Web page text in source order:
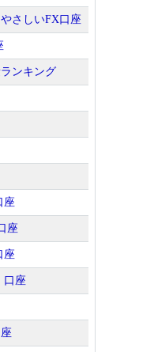
さしいFX口座
ンキング
座
座
座
口座